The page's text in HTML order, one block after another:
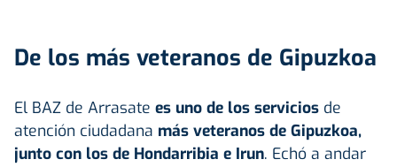
De los más veteranos de Gipuzkoa
El BAZ de Arrasate es uno de los servicios de
atención ciudadana más veteranos de Gipuzkoa,
junto con los de Hondarribia e Irun. Echó a andar